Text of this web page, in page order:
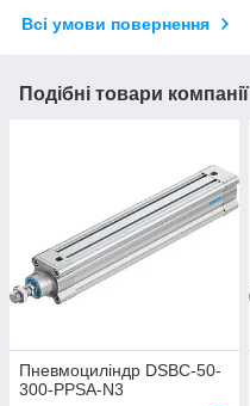
Всі умови повернення
Подібні товари компанії
Пневмоциліндр DSBC-50-
300-PPSA-N3